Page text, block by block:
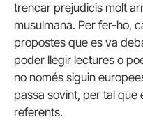
trencar prejudicis molt
musulmana. Per fer-ho,
propostes que es va
poder llegir lectures o
no només siguin
passa sovint, per tal que
referents.